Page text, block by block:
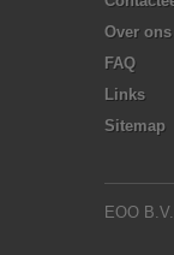
Over ons
FAQ
Links
Sitemap
EOO B.V.